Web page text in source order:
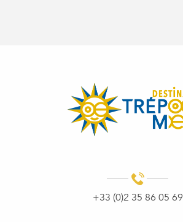
+33 (0)2 35 86 05 69